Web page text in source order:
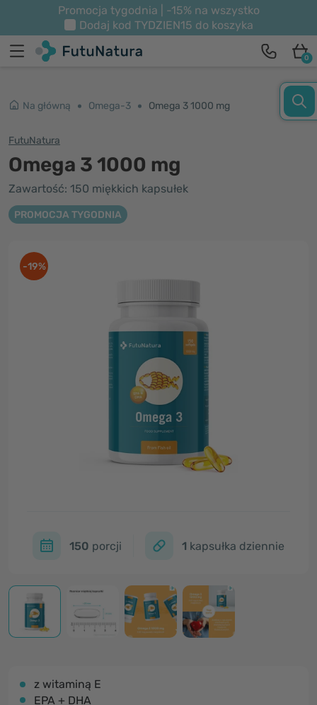
Promocja tygodnia | -15% na wszystko
Dodaj kod TYDZIEN15 do koszyka
0
Na główną Omega-3 Omega 3 1000 mg
FutuNatura
Omega 3 1000 mg
Zawartość: 150 miękkich kapsułek
PROMOCJA TYGODNIA
-19%
150 porcji 1 kapsułka dziennie
z witaminą E
EPA + DHA